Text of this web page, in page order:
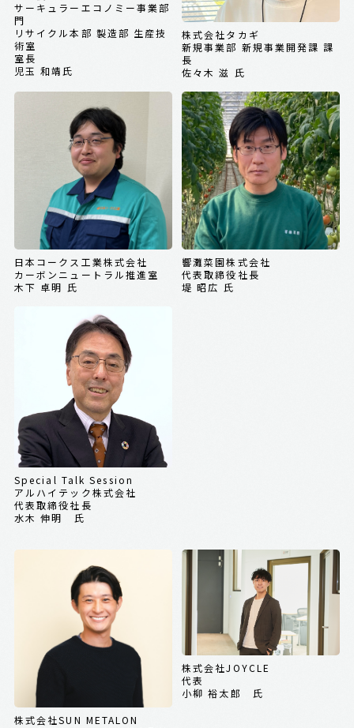
サーキュラーエコノミー事業部
門
リサイクル本部 製造部 生産技
術室
室長
児玉 和靖氏
株式会社タカギ
新規事業部 新規事業開発課 課
長
佐々木 滋 氏
日本コークス工業株式会社
カーボンニュートラル推進室
木下 卓明 氏
響灘菜園株式会社
代表取締役社長
堤 昭広 氏
Special Talk Session
アルハイテック株式会社
代表取締役社長
水木 伸明 氏
株式会社SUN METALON
株式会社JOYCLE
代表
小柳 裕太郎 氏